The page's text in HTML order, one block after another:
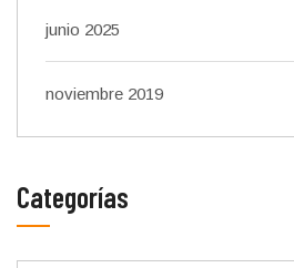
junio 2025
noviembre 2019
Categorías